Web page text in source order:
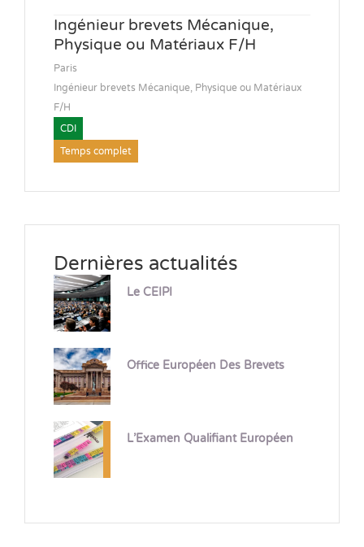
Ingénieur brevets Mécanique,
Physique ou Matériaux F/H
Paris
Ingénieur brevets Mécanique, Physique ou Matériaux
F/H
CDI
Temps complet
Dernières actualités
Le CEIPI
Office Européen Des Brevets
L’Examen Qualifiant Européen